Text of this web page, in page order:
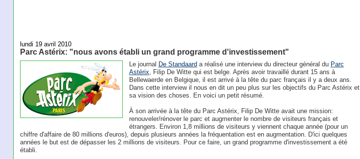
lundi 19 avril 2010
Parc Astérix: "nous avons établi un grand programme d'investissement"
Le journal De Standaard a réalisé une interview du directeur général du Parc
Astérix, Filip De Witte qui est belge. Après avoir travaillé durant 15 ans à
Bellewaerde en Belgique, il est arrivé à la tête du parc français il y a deux ans.
Dans cette interview il nous en dit un peu plus sur les objectifs du Parc Astérix et
sa vision des choses. En voici un petit résumé.
À son arrivée à la tête du Parc Astérix, Filip De Witte avait une mission:
renouveler/rénover le parc et augmenter le nombre de visiteurs français et
étrangers. Environ 1,8 millions de visiteurs y viennent chaque année (pour un
chiffre d'affaire de 80 millions d'euros), depuis plusieurs années la fréquentation est en augmentation. D'ici quelques
années le but est de dépasser les 2 millions de visiteurs. Pour ce faire, un grand programme d'investissement a été
établi.